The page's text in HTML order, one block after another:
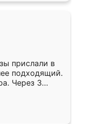
прислали в
подходящий.
Через 3
Остались